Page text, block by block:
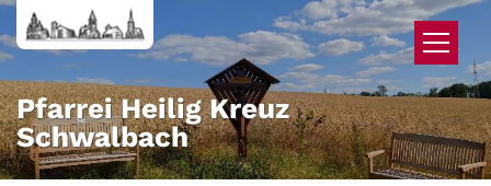
Zum Inhalt springen
Pfarrei Heilig Kreuz
Schwalbach